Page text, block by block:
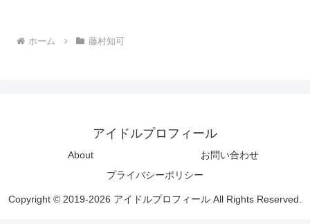
ホーム 藤村知可
アイドルプロフィール
About
お問い合わせ
プライバシーポリシー
Copyright © 2019-2026 アイドルプロフィール All Rights Reserved.